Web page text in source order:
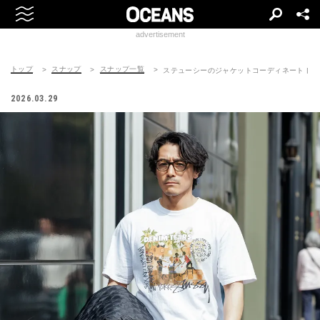
advertisement
トップ スナップ スナップ一覧 ステューシーのジャケットコーディネート |
2026.03.29